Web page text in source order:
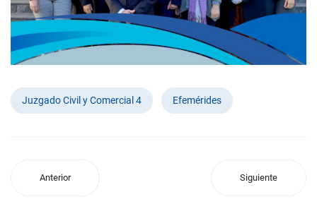
Juzgado Civil y Comercial 4 Efemérides
Anterior Siguiente